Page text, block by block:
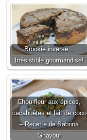
Brookie inversé…
Irrésistible gourmandise!
Chou-fleur aux épices,
cacahuètes et lait de coco
– Recette de Sabrina
Ghayour